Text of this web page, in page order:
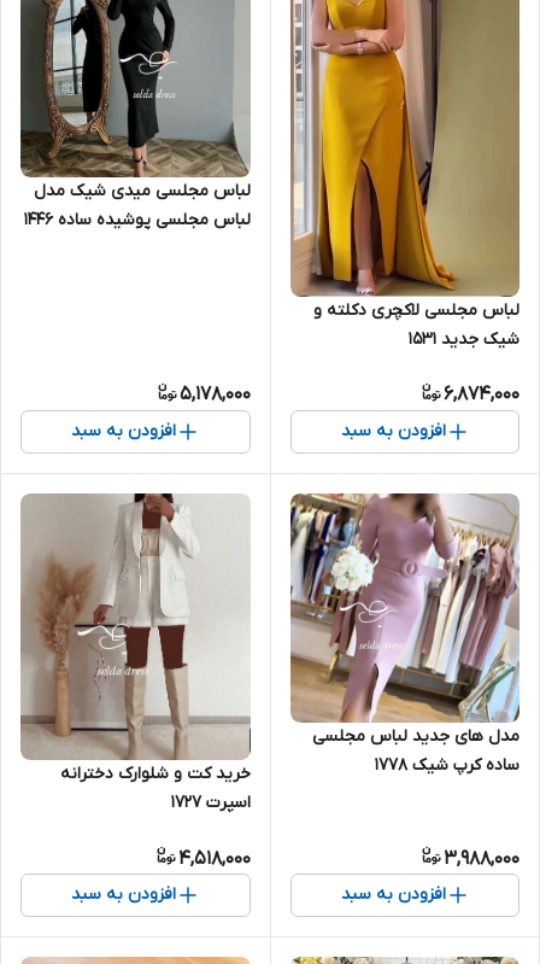
لباس مجلسی لاکچری دکلته و
شیک جدید ۱۵۳۱
6,874,000
افزودن به سبد
لباس مجلسی میدی شیک مدل
لباس مجلسی پوشیده ساده ۱۴۴۶
5,178,000
افزودن به سبد
مدل های جدید لباس مجلسی
ساده کرپ شیک ۱۷۷۸
3,988,000
افزودن به سبد
خرید کت و شلوارک دخترانه
اسپرت ۱۷۲۷
4,518,000
افزودن به سبد